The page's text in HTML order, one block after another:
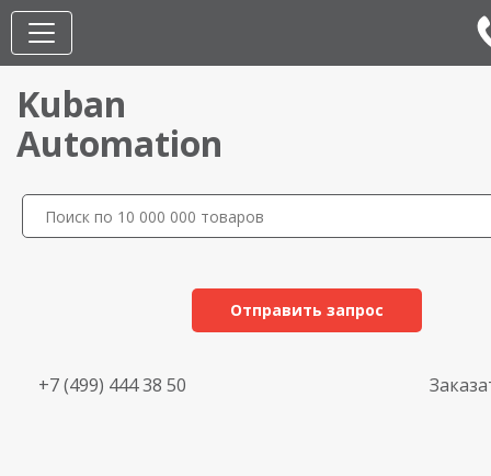
Kuban
Automation
Отправить запрос
+7 (499) 444 38 50